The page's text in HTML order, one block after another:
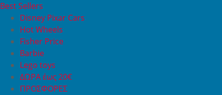
Best Sellers
Disney Pixar Cars
Hot Wheels
Fisher Price
Barbie
Lego toys
ΔΩΡΑ έως 20€
ΠΡΟΣΦΟΡΕΣ